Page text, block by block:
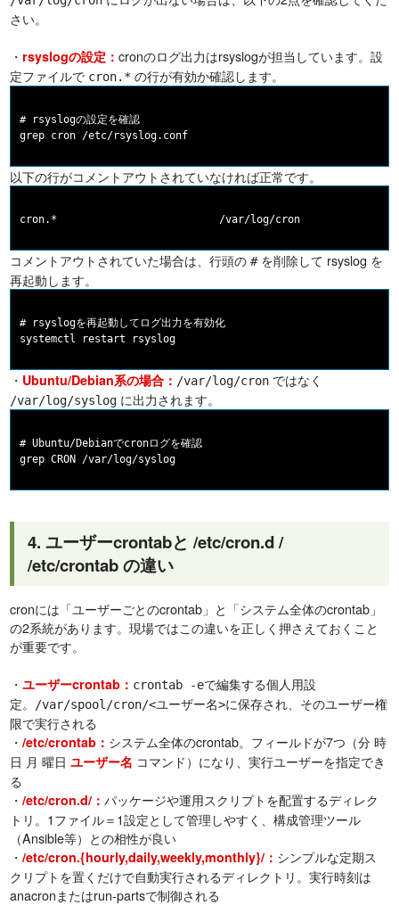
さい。
・ rsyslogの設定：cronのログ出力はrsyslogが担当しています。設
定ファイルで cron.* の行が有効か確認します。
# rsyslogの設定を確認
以下の行がコメントアウトされていなければ正常です。
コメントアウトされていた場合は、行頭の#を削除して rsyslog を
再起動します。
# rsyslogを再起動してログ出力を有効化
・ Ubuntu/Debian系の場合： /var/log/cron ではなく
/var/log/syslog に出力されます。
# Ubuntu/Debianでcronログを確認
4. ユーザーcrontabと /etc/cron.d /
/etc/crontab の違い
cronには「ユーザーごとのcrontab」と「システム全体のcrontab」
の2系統があります。現場ではこの違いを正しく押さえておくこと
が重要です。
・ユーザーcrontab： crontab -eで編集する個人用設
定。
/var/spool/cron/<ユーザー名>に保存され、そのユーザー権
限で実行される
・/etc/crontab： システム全体のcrontab。フィールドが7つ（分 時
日 月 曜日ユーザー名 コマンド）になり、実行ユーザーを指定でき
る
・/etc/cron.d/：パッケージや運用スクリプトを配置するディレク
トリ。1ファイル＝1設定として管理しやすく、構成管理ツール
（Ansible等）との相性が良い
・/etc/cron.{hourly,daily,weekly,monthly}/： シンプルな定期ス
クリプトを置くだけで自動実行されるディレクトリ。実行時刻は
anacronまたはrun-partsで制御される